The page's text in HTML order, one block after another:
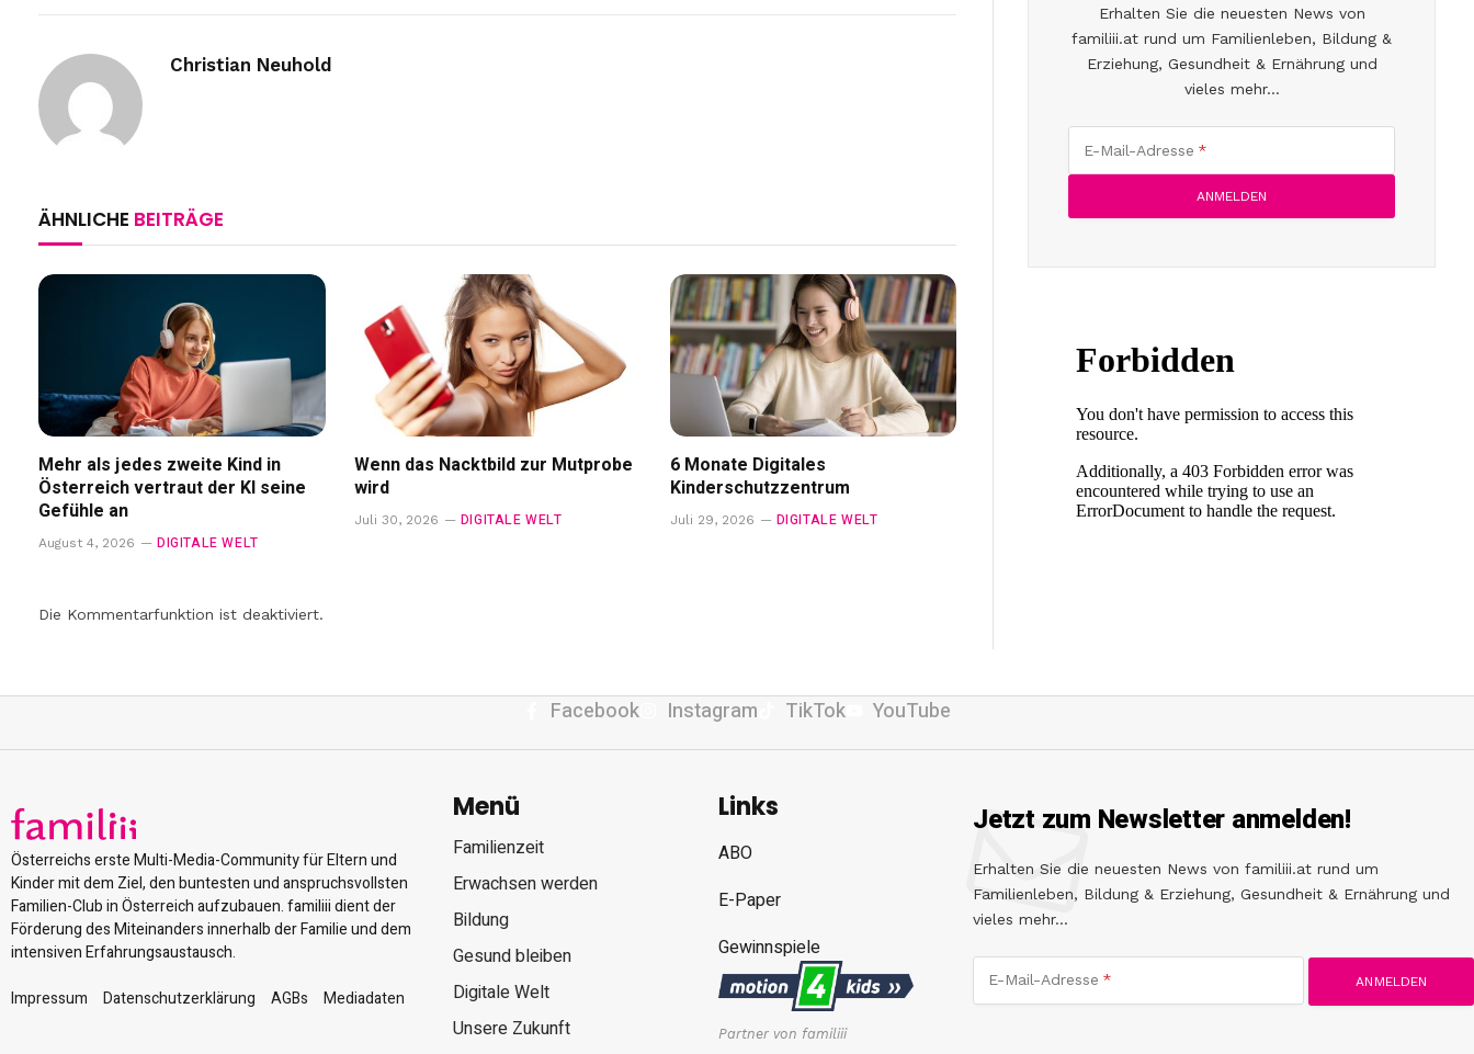
Christian Neuhold
ÄHNLICHE BEITRÄGE
Mehr als jedes zweite Kind in
Österreich vertraut der KI seine
Gefühle an
August 4, 2026 DIGITALE WELT
Wenn das Nacktbild zur Mutprobe
wird
Juli 30, 2026 DIGITALE WELT
6 Monate Digitales
Kinderschutzzentrum
Juli 29, 2026 DIGITALE WELT
Die Kommentarfunktion ist deaktiviert.
Erhalten Sie die neuesten News von
familiii.at rund um Familienleben, Bildung &
Erziehung, Gesundheit & Ernährung und
vieles mehr...
E-Mail-Adresse
Facebook Instagram TikTok YouTube
Österreichs erste Multi-Media-Community für Eltern und
Kinder mit dem Ziel, den buntesten und anspruchsvollsten
Familien-Club in Österreich aufzubauen. familiii dient der
Förderung des Miteinanders innerhalb der Familie und dem
intensiven Erfahrungsaustausch.
Impressum
Datenschutzerklärung AGBs Mediadaten
Menü
Familienzeit
Erwachsen werden
Bildung
Gesund bleiben
Digitale Welt
Unsere Zukunft
Links
ABO
E-Paper
Gewinnspiele
Partner von familiii
Jetzt zum Newsletter anmelden!
Erhalten Sie die neuesten News von familiii.at rund um
Familienleben, Bildung & Erziehung, Gesundheit & Ernährung und
vieles mehr...
E-Mail-Adresse